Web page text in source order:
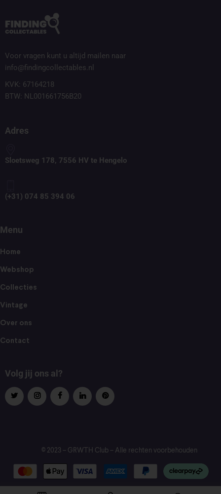
Voor vragen kunt u altijd mailen naar
info@findingcollectables.nl
KVK: 67164218
BTW: NL001661756B20
Adres
Sloetsweg 178, 7556 HV te Hengelo
(+31) 074 85 394 06
Menu
Home
Webshop
Collecties
Vintage
Over ons
Contact
Volg jij ons al?
© 2023 – GRWTH Club – Alle rechten voorbehouden